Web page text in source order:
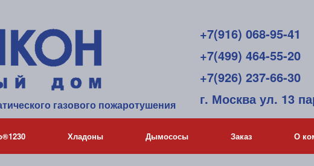
газового пожаротушения
+7(916) 068-95-41
+7(499) 464-55-20
+7(926) 237-66-30
г. Москва ул. 13
Хладоны Дымососы Заказ О